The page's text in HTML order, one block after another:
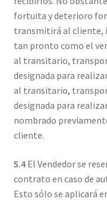
fortuita y deterioro
transmitirá al cliente,
tan pronto como el
al transitario,
designada para
al transitario,
designada para
nombrado
cliente.
5.4El Vendedor se
contrato en caso de
Esto sólo se aplicará